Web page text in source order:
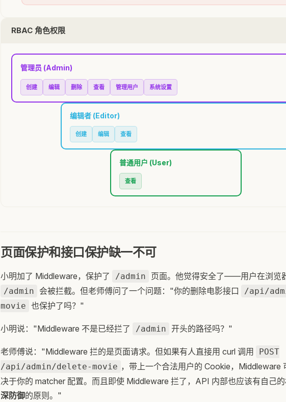
RBAC 角色权限
管理员 (Admin)
创建 编辑 删除 查看 管理用户 系统设置
编辑者 (Editor)
创建 编辑 查看
普通用户 (User)
查看
页面保护和接口保护缺一不可
小明加了 Middleware，保护了 /admin 页面。他觉得安全了——用户在浏览
/admin 会被拦截。但老师傅问了一个问题："你的删除电影接口
/api/
movie 也保护了吗？"
小明说："Middleware 不是已经拦了 /admin 开头的路径吗？"
老师傅说："Middleware 拦的是页面请求。但如果有人直接用 curl 调用
POST
/api/admin/delete-movie ，带上一个合法用户的 Cookie，
决于你的 matcher 配置。而且即使 Middleware 拦了，API 内部也应该有自己
深防御的原则。"